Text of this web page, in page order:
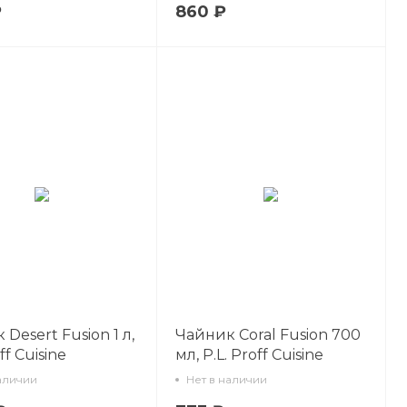
860 ₽
Fusion 1 л,
Cuisine
Чайник Coral Fusion 700
мл, P.L. Proff Cuisine
Нет в наличии